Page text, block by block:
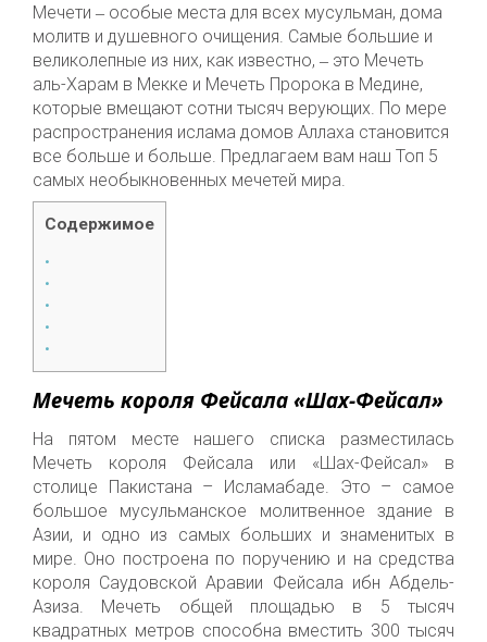
Мечети ‒ особые места для всех мусульман, дома
молитв и душевного очищения. Самые большие и
великолепные из них, как известно, ‒ это Мечеть
аль-Харам в Мекке и Мечеть Пророка в Медине,
которые вмещают сотни тысяч верующих. По мере
распространения ислама домов Аллаха становится
все больше и больше. Предлагаем вам наш Топ 5
самых необыкновенных мечетей мира.
Содержимое
Мечеть короля Фейсала «Шах-Фейсал»
На пятом месте нашего списка разместилась
Мечеть короля Фейсала или «Шах-Фейсал» в
столице Пакистана – Исламабаде. Это – самое
большое мусульманское молитвенное здание в
Азии, и одно из самых больших и знаменитых в
мире. Оно построена по поручению и на средства
короля Саудовской Аравии Фейсaла ибн Абдель-
Aзиза. Мечеть общей площадью в 5 тысяч
квадратных метров способна вместить 300 тысяч